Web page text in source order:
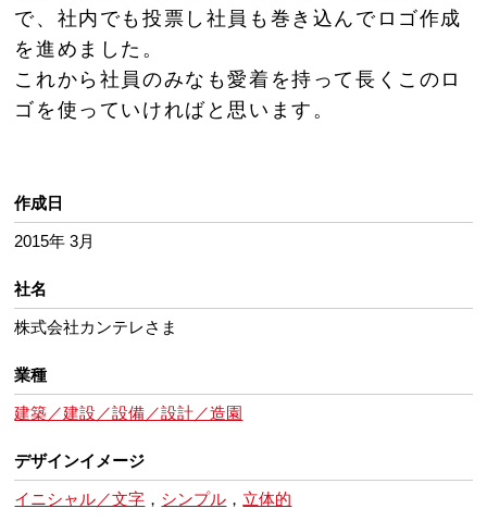
で、社内でも投票し社員も巻き込んでロゴ作成
を進めました。
これから社員のみなも愛着を持って長くこのロ
ゴを使っていければと思います。
作成日
2015年 3月
社名
株式会社カンテレさま
業種
建築／建設／設備／設計／造園
デザインイメージ
イニシャル／文字 ， シンプル ， 立体的